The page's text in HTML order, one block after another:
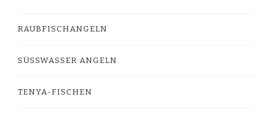
RAUBFISCHANGELN
SÜSSWASSER ANGELN
TENYA-FISCHEN